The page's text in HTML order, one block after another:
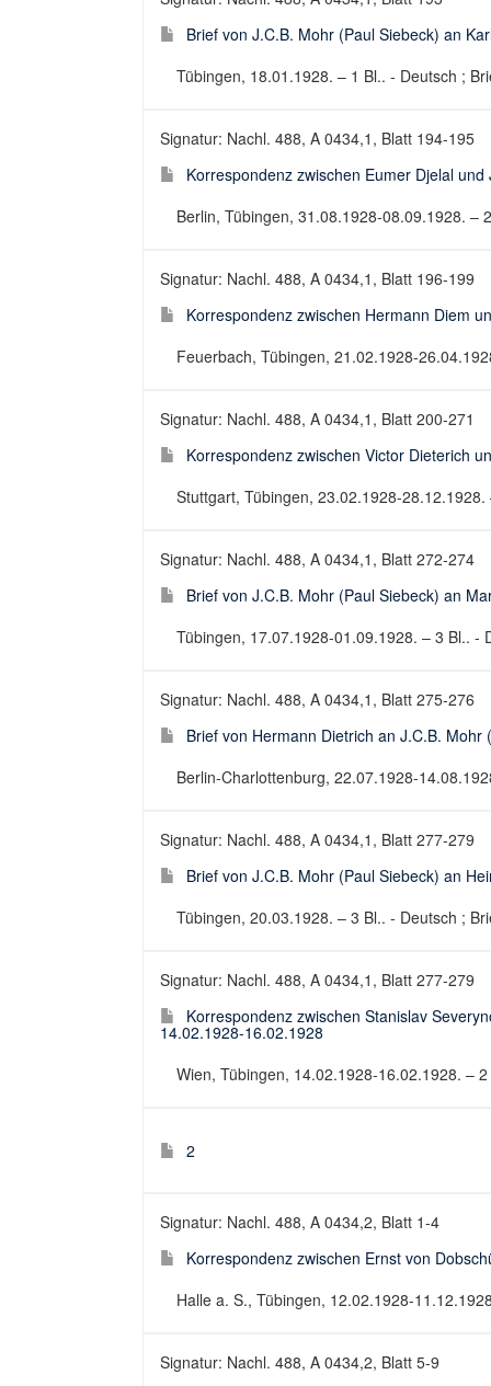
Brief von J.C.B. Mohr (Paul Siebeck) an
Tübingen, 18.01.1928. – 1 Bl.. - Deutsch ;
Signatur: Nachl. 488, A 0434,1, Blatt 194-195
Korrespondenz zwischen Eumer Djelal
Berlin, Tübingen, 31.08.1928-08.09.1928. –
Signatur: Nachl. 488, A 0434,1, Blatt 196-199
Korrespondenz zwischen Hermann Diem
Feuerbach, Tübingen, 21.02.1928-
Signatur: Nachl. 488, A 0434,1, Blatt 200-271
Korrespondenz zwischen Victor Dieterich
Stuttgart, Tübingen, 23.02.1928-
Signatur: Nachl. 488, A 0434,1, Blatt 272-274
Brief von J.C.B. Mohr (Paul Siebeck) an
Tübingen, 17.07.1928-01.09.1928. – 3 Bl.. -
Signatur: Nachl. 488, A 0434,1, Blatt 275-276
Brief von Hermann Dietrich an J.C.B.
Berlin-Charlottenburg, 22.07.1928-
Signatur: Nachl. 488, A 0434,1, Blatt 277-279
Brief von J.C.B. Mohr (Paul Siebeck) an
Tübingen, 20.03.1928. – 3 Bl.. - Deutsch ;
Signatur: Nachl. 488, A 0434,1, Blatt 277-279
Korrespondenz zwischen Stanislav
14.02.1928-16.02.1928
Wien, Tübingen, 14.02.1928-16.02.1928. –
2
Signatur: Nachl. 488, A 0434,2, Blatt 1-4
Korrespondenz zwischen Ernst von
Halle a. S., Tübingen, 12.02.1928-
Signatur: Nachl. 488, A 0434,2, Blatt 5-9